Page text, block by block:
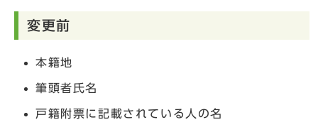
変更前
本籍地
筆頭者氏名
戸籍附票に記載されている人の名